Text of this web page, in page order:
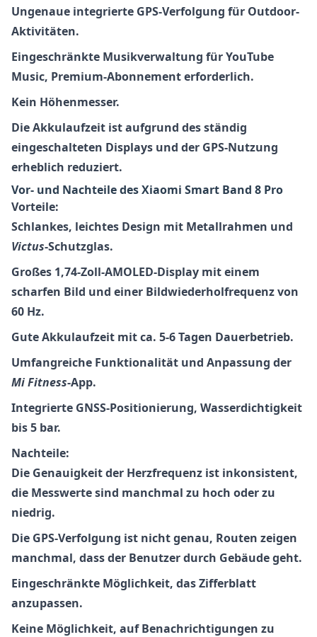
Ungenaue integrierte GPS-Verfolgung für Outdoor-
Aktivitäten.
Eingeschränkte Musikverwaltung für YouTube
Music, Premium-Abonnement erforderlich.
Kein Höhenmesser.
Die Akkulaufzeit ist aufgrund des ständig
eingeschalteten Displays und der GPS-Nutzung
erheblich reduziert.
Vor- und Nachteile desXiaomi Smart Band 8 Pro
Vorteile:
Schlankes, leichtes Design mit Metallrahmen und
Victus-Schutzglas.
Großes 1,74-Zoll-AMOLED-Display mit einem
scharfen Bild und einer Bildwiederholfrequenz von
60 Hz.
Gute Akkulaufzeit mit ca. 5-6 Tagen Dauerbetrieb.
Umfangreiche Funktionalität und Anpassung der
Mi Fitness-App.
Integrierte GNSS-Positionierung, Wasserdichtigkeit
bis 5 bar.
Nachteile:
Die Genauigkeit der Herzfrequenz ist inkonsistent,
die Messwerte sind manchmal zu hoch oder zu
niedrig.
Die GPS-Verfolgung ist nicht genau, Routen zeigen
manchmal, dass der Benutzer durch Gebäude geht.
Eingeschränkte Möglichkeit, das Zifferblatt
anzupassen.
Keine Möglichkeit, auf Benachrichtigungen zu